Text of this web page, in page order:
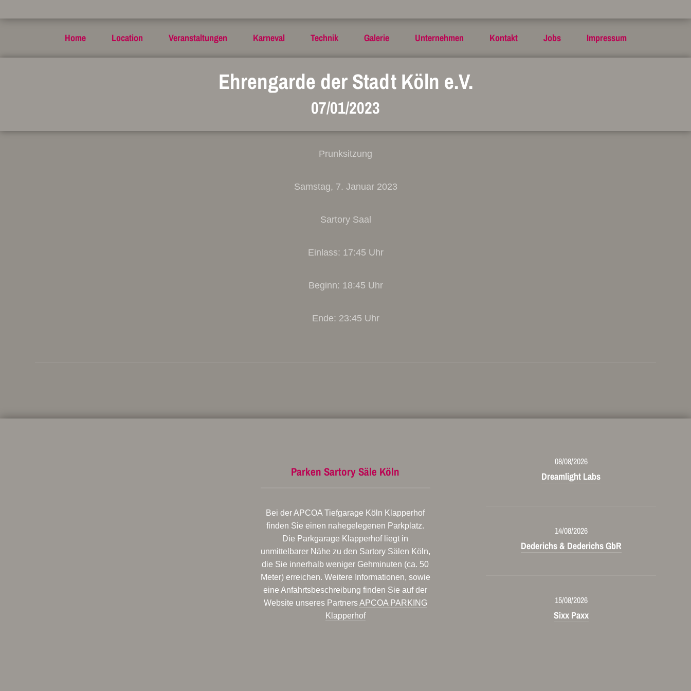
Home Location Veranstaltungen Karneval Technik Galerie Unternehmen Kontakt Jobs Impressum
Ehrengarde der Stadt Köln e.V.
07/01/2023
Prunksitzung
Samstag, 7. Januar 2023
Sartory Saal
Einlass: 17:45 Uhr
Beginn: 18:45 Uhr
Ende: 23:45 Uhr
Parken Sartory Säle Köln
Bei der APCOA Tiefgarage Köln Klapperhof
finden Sie einen nahegelegenen Parkplatz.
Die Parkgarage Klapperhof liegt in
unmittelbarer Nähe zu den Sartory Sälen Köln,
die Sie innerhalb weniger Gehminuten (ca. 50
Meter) erreichen. Weitere Informationen, sowie
eine Anfahrtsbeschreibung finden Sie auf der
Website unseres PartnersAPCOA PARKING
Klapperhof
08/08/2026
Dreamlight Labs
14/08/2026
Dederichs & Dederichs GbR
15/08/2026
Sixx Paxx